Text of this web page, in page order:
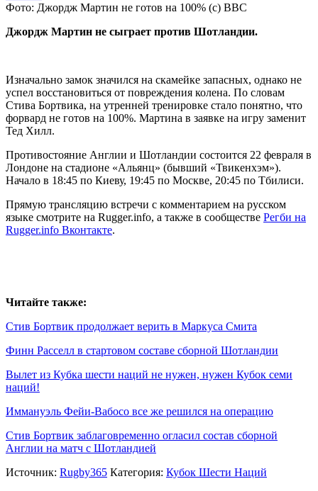
Фото: Джордж Мартин не готов на 100% (с) ВВС
Джордж Мартин не сыграет против Шотландии.
Изначально замок значился на скамейке запасных, однако не
успел восстановиться от повреждения колена. По словам
Стива Бортвика, на утренней тренировке стало понятно, что
форвард не готов на 100%. Мартина в заявке на игру заменит
Тед Хилл.
Противостояние Англии и Шотландии состоится 22 февраля в
Лондоне на стадионе «Альянц» (бывший «Твикенхэм»).
Начало в 18:45 по Киеву, 19:45 по Москве, 20:45 по Тбилиси.
Прямую трансляцию встречи с комментарием на русском
языке смотрите на Rugger.info, а также в сообществе Регби на
Rugger.info Вконтакте.
Читайте также:
Стив Бортвик продолжает верить в Маркуса Смита
Финн Расселл в стартовом составе сборной Шотландии
Вылет из Кубка шести наций не нужен, нужен Кубок семи
наций!
Иммануэль Фейи-Вабосо все же решился на операцию
Стив Бортвик заблаговременно огласил состав сборной
Англии на матч с Шотландией
Источник: Rugby365 Категория: Кубок Шести Наций